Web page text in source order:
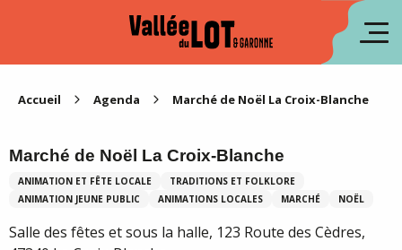
Accueil Agenda Marché de Noël La Croix-Blanche
Marché de Noël La Croix-Blanche
ANIMATION ET FÊTE LOCALE
TRADITIONS ET FOLKLORE
ANIMATION JEUNE PUBLIC
ANIMATIONS LOCALES MARCHÉ NOËL
Salle des fêtes et sous la halle, 123 Route des Cèdres,